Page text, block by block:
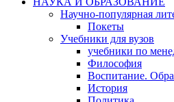
Научно-популярная
Покеты
Учебники для вузов
учебники по
Философия
Воспитание.
История